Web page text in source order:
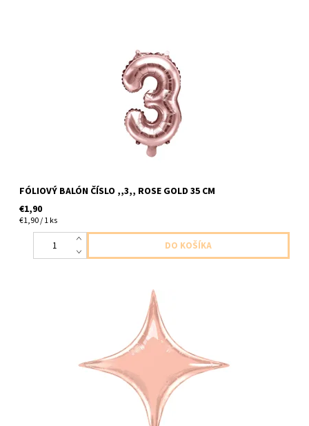
foliovy balon cislo ,,3,,ruzovo zlaty 1ks v baleni velkost cca
20x35cm dodavame nenafukany,nefukat heliom balon by sa
FÓLIOVÝ BALÓN ČÍSLO ,,3,, ROSE GOLD 35 CM
€1,90
€1,90 / 1 ks
foliovy balon v tvare hviezdy ruzovo zlata 1ks v baleni velkost
43cm dodavame nenafukany, nefukat heliom nevzniesla by sa